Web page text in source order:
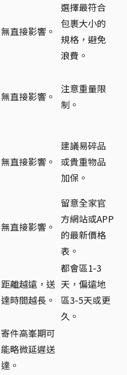
無直接影響。
選擇最符合
包裹大小的
規格，避免
浪費。
無直接影響。
注意重量限
制。
無直接影響。
建議易碎品
或貴重物品
加保。
無直接影響。
留意全家官
方網站或APP
的最新價格
表。
距離越遠，送
達時間越長。
都會區1-3
天，偏遠地
區3-5天或更
久。
寄件高峯期可
能略微延遲送
達。